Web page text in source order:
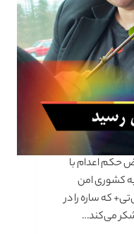
حکم اعدام با
به کشوری امن
که ساره را در
می‌کند…